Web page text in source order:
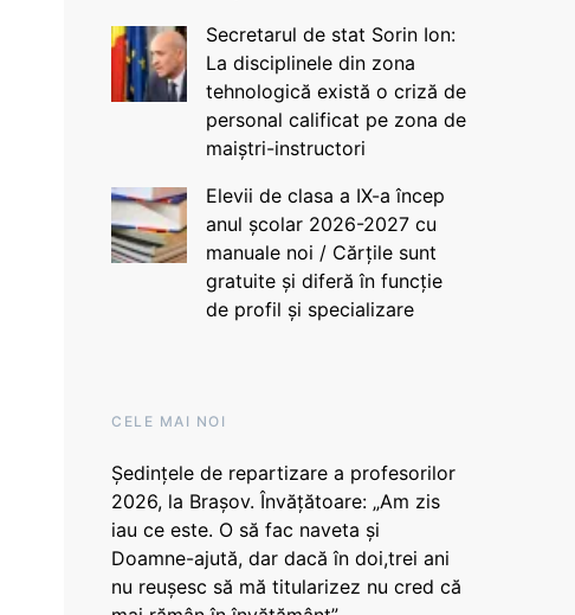
Secretarul de stat Sorin Ion:
La disciplinele din zona
tehnologică există o criză de
personal calificat pe zona de
maiștri-instructori
Elevii de clasa a IX-a încep
anul școlar 2026-2027 cu
manuale noi / Cărțile sunt
gratuite și diferă în funcție
de profil și specializare
CELE MAI NOI
Ședințele de repartizare a profesorilor
2026, la Brașov. Învățătoare: „Am zis
iau ce este. O să fac naveta și
Doamne-ajută, dar dacă în doi,trei ani
nu reușesc să mă titularizez nu cred că